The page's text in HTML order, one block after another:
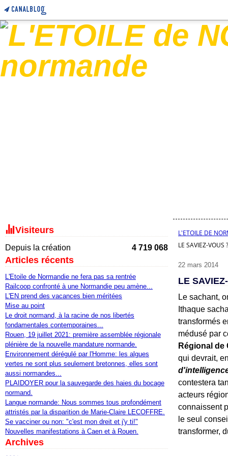
Visiteurs
Depuis la création 4 719 068
Articles récents
L'Etoile de Normandie ne fera pas sa rentrée
Railcoop confronté à une Normandie peu amène...
L'EN prend des vacances bien méritées
Mise au point
Le droit normand, à la racine de nos libertés
fondamentales contemporaines...
Rouen, 19 juillet 2021: première assemblée régionale
plénière de la nouvelle mandature normande.
Environnement dérégulé par l'Homme: les algues
vertes ne sont plus seulement bretonnes, elles sont
aussi normandes...
PLAIDOYER pour la sauvegarde des haies du bocage
normand.
Langue normande: Nous sommes tous profondément
attristés par la disparition de Marie-Claire LECOFFRE.
Se vacciner ou non: "c'est mon dreit et j'y ti!"
Nouvelles manifestations à Caen et à Rouen.
Archives
L'ETOILE DE
LE SAVIEZ-VOUS
22 mars 2014
LE
Le sachant,
Ithaque
transformés
médusé par
Régional
qui devrait,
contestera
acteurs
connaissent
le seul
transformer,